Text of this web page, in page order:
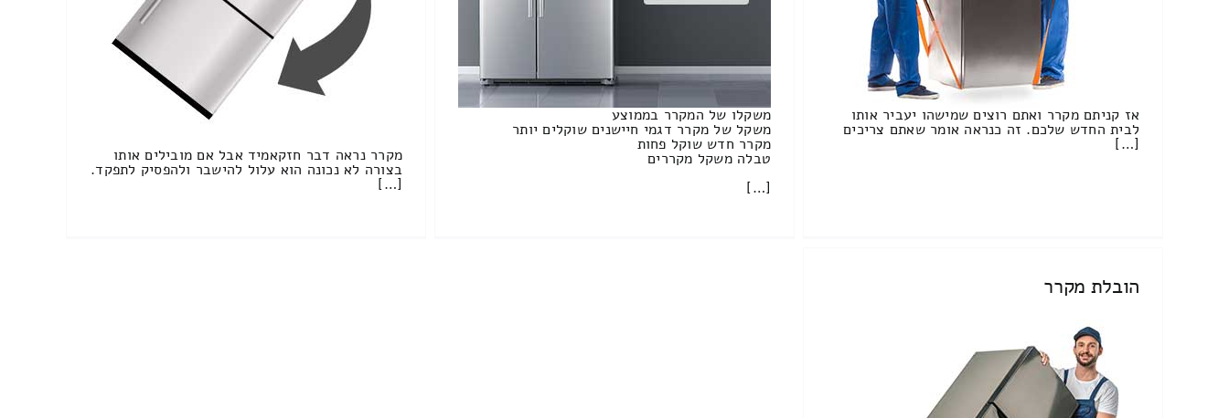
אז קניתם מקרר ואתם רוצים שמישהו יעביר אותו
לבית החדש שלכם. זה כנראה אומר שאתם צריכים
[…]
משקלו של המקרר בממוצע
משקל של מקרר דגמי חיישנים שוקלים יותר
מקרר חדש שוקל פחות
טבלה משקל מקררים
[…]
מקרר נראה דבר חזקאמיד אבל אם מובילים אותו
בצורה לא נכונה הוא עלול להישבר ולהפסיק לתפקד.
[…]
הובלת מקרר